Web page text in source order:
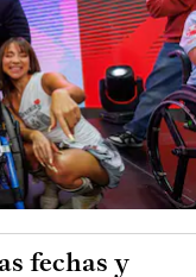
fechas y